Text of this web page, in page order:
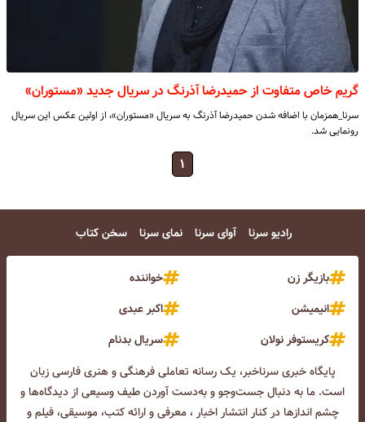
گریم خاص متفاوت از حمیدرضا آذرنگ در سریال جدید «مستوران»
سرنا_همزمان با اضافه شدن حمیدرضا آذرنگ به سریال «مستوران»، از اولین عکس این سریال
رونمایی شد.
۱
رادیو سرنا آوای سرنا نمای سرنا سخن کتاب
بازیگر زن
خواننده
انیمیشن
اکبر عبدی
کریستوفر نولان
سریال بدنام
پایگاه خبری سرناخبر، یک رسانه تعاملی فرهنگی و هنری فارسی زبان
است. ما به دنبال جست‌و‌جو و به‌دست آوردن طیف وسیعی از دیدگاه‌ها و
چشم انداز‌ها در کنار انتشار اخبار ، معرفی و ارائه کتب، موسیقی، فیلم و